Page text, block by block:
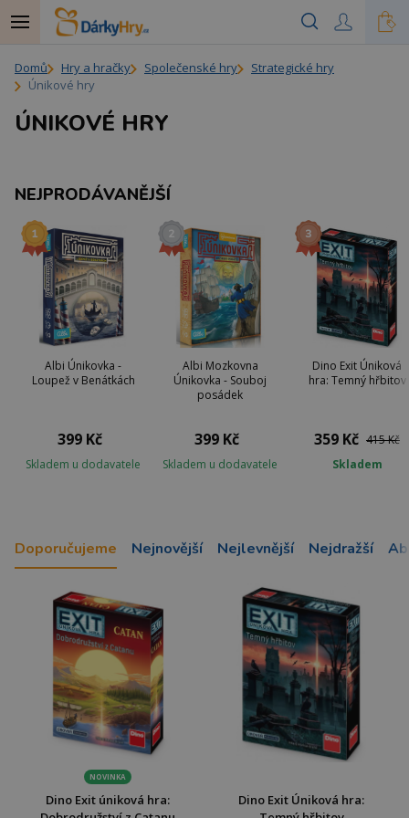
Domů Hry a hračky Společenské hry
Strategické hry
Únikové hry
ÚNIKOVÉ HRY
NEJPRODÁVANĚJŠÍ
Albi Únikovka -
Loupež v Benátkách
399 Kč
Skladem u dodavatele
Albi Mozkovna
Únikovka - Souboj
posádek
399 Kč
Skladem u dodavatele
Dino Exit Úniková
hra: Temný hřbitov
359 Kč 415 Kč
Skladem
Doporučujeme Nejnovější Nejlevnější Nejdražší
NOVINKA
Dino Exit úniková hra:
Dino Exit Úniková hra: